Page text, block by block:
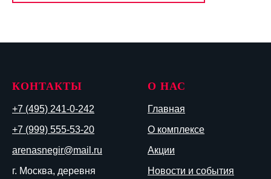
КОНТАКТЫ
+7 (495) 241-0-242
+7 (999) 555-53-20
arenasnegir@mail.ru
г. Москва, деревня
О НАС
Главная
О комплексе
Акции
Новости и события